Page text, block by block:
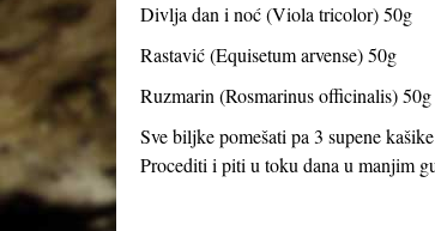
Divlja dan i noć (Viola tricolor) 50g
Rastavić (Equisetum arvense) 50g
Ruzmarin (Rosmarinus officinalis) 50g
Sve biljke pomešati pa 3 supene
Procediti i piti u toku dana u manjim